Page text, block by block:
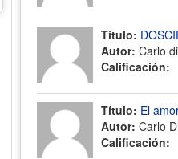
Título:
Autor: Carlo
Calificación:
Título: El
Autor: Carlo
Calificación: